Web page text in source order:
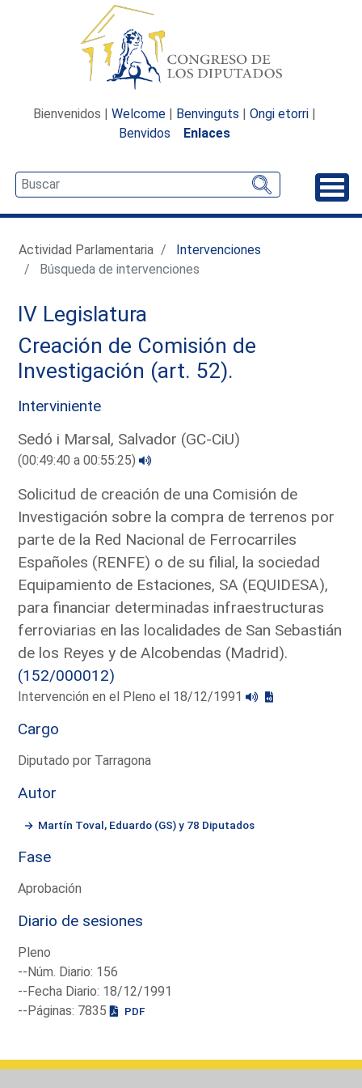
Bienvenidos | Welcome | Benvinguts | Ongi etorri |
Benvidos
Enlaces
Actividad Parlamentaria
Intervenciones
Búsqueda de intervenciones
IV Legislatura
Creación de Comisión de
Investigación (art. 52).
Interviniente
Sedó i Marsal, Salvador (GC-CiU)
(00:49:40 a 00:55:25)
Solicitud de creación de una Comisión de
Investigación sobre la compra de terrenos por
parte de la Red Nacional de Ferrocarriles
Españoles (RENFE) o de su filial, la sociedad
Equipamiento de Estaciones, SA (EQUIDESA),
para financiar determinadas infraestructuras
ferroviarias en las localidades de San Sebastián
de los Reyes y de Alcobendas (Madrid).
(152/000012)
Intervención en el Pleno el 18/12/1991
Cargo
Diputado por Tarragona
Autor
Martín Toval, Eduardo (GS) y 78 Diputados
Fase
Aprobación
Diario de sesiones
Pleno
--Núm. Diario: 156
--Fecha Diario: 18/12/1991
--Páginas: 7835
PDF